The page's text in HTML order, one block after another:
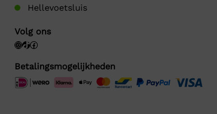
Hellevoetsluis
Volg ons
Betalingsmogelijkheden